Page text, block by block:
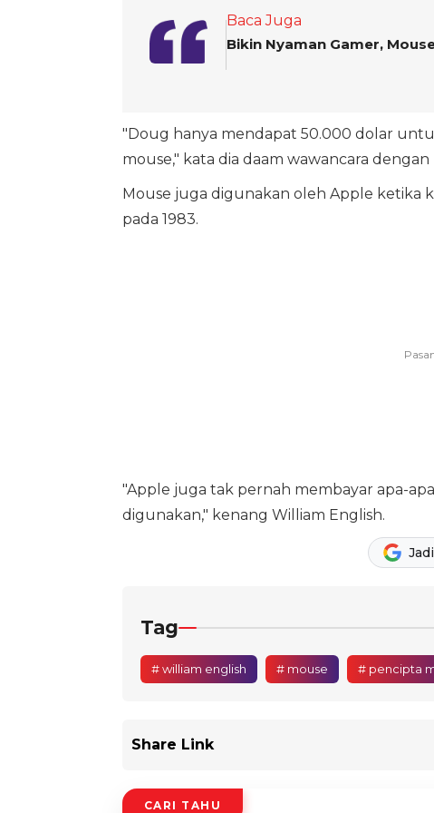
Baca Juga
Bikin Nyaman Gamer,
"Doug hanya mendapat 50.000 dolar
mouse," kata dia daam wawancara dengan
Mouse juga digunakan oleh Apple ketika
pada 1983.
"Apple juga tak pernah membayar apa-
digunakan," kenang William English.
Tag
# william english # mouse # pencipta
Share Link
CARI TAHU